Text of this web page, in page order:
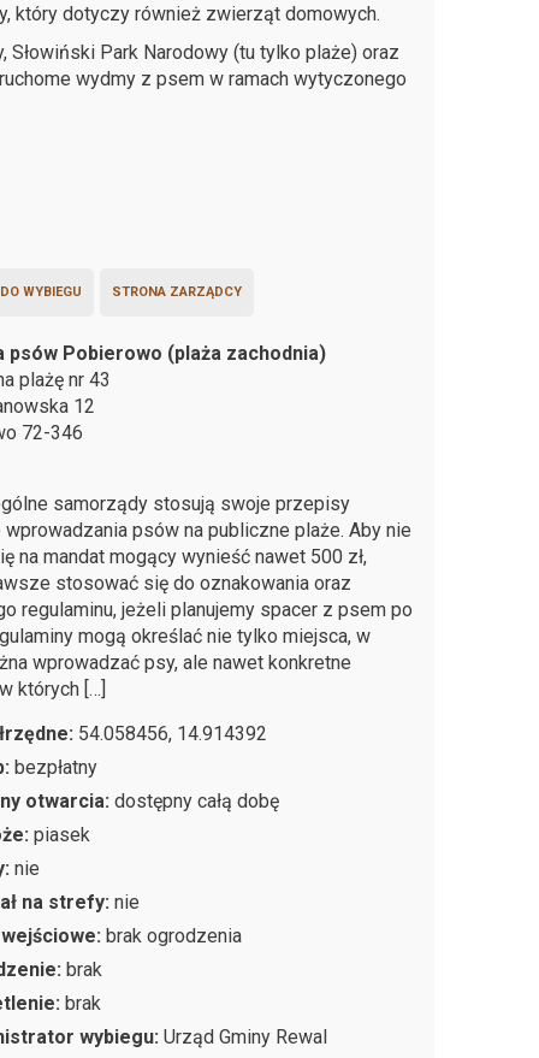
który dotyczy również zwierząt domowych.
Park Narodowy (tu tylko plaże) oraz
wydmy z psem w ramach wytyczonego
WYBIEGU STRONA ZARZĄDCY
psów Pobierowo (plaża zachodnia)
plażę nr 43
12
72-346
samorządy stosują swoje przepisy
wprowadzania psów na publiczne plaże. Aby nie
na mandat mogący wynieść nawet 500 zł,
stosować się do oznakowania oraz
regulaminu, jeżeli planujemy spacer z psem po
mogą określać nie tylko miejsca, w
wprowadzać psy, ale nawet konkretne
których […]
54.058456, 14.914392
bezpłatny
otwarcia:dostępny całą dobę
piasek
nie
na strefy:nie
wejściowe:brak ogrodzenia
brak
brak
wybiegu:Urząd Gminy Rewal